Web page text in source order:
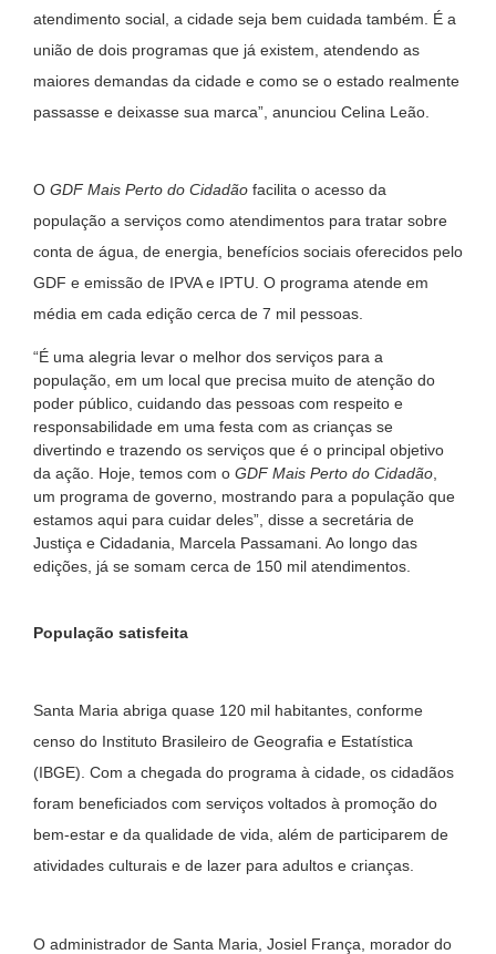
atendimento social, a cidade seja bem cuidada também. É a
união de dois programas que já existem, atendendo as
maiores demandas da cidade e como se o estado realmente
passasse e deixasse sua marca”, anunciou Celina Leão.
O GDF Mais Perto do Cidadão facilita o acesso da
população a serviços como atendimentos para tratar sobre
conta de água, de energia, benefícios sociais oferecidos pelo
GDF e emissão de IPVA e IPTU. O programa atende em
média em cada edição cerca de 7 mil pessoas.
“É uma alegria levar o melhor dos serviços para a
população, em um local que precisa muito de atenção do
poder público, cuidando das pessoas com respeito e
responsabilidade em uma festa com as crianças se
divertindo e trazendo os serviços que é o principal objetivo
da ação. Hoje, temos com o GDF Mais Perto do Cidadão
um programa de governo, mostrando para a população que
estamos aqui para cuidar deles”, disse a secretária de
Justiça e Cidadania, Marcela Passamani. Ao longo das
edições, já se somam cerca de 150 mil atendimentos.
População satisfeita
Santa Maria abriga quase 120 mil habitantes, conforme
censo do Instituto Brasileiro de Geografia e Estatística
(IBGE). Com a chegada do programa à cidade, os cidadãos
foram beneficiados com serviços voltados à promoção do
bem-estar e da qualidade de vida, além de participarem de
atividades culturais e de lazer para adultos e crianças.
O administrador de Santa Maria, Josiel França, morador do